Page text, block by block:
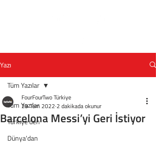
Yazı
Tüm Yazılar
Türkiye'den
Dünya'dan
Tüm Yazılar
Barcelona Messi’yi Geri İstiyor
FourFourTwo Türkiye
29 Tem 2022 2 dakikada okunur